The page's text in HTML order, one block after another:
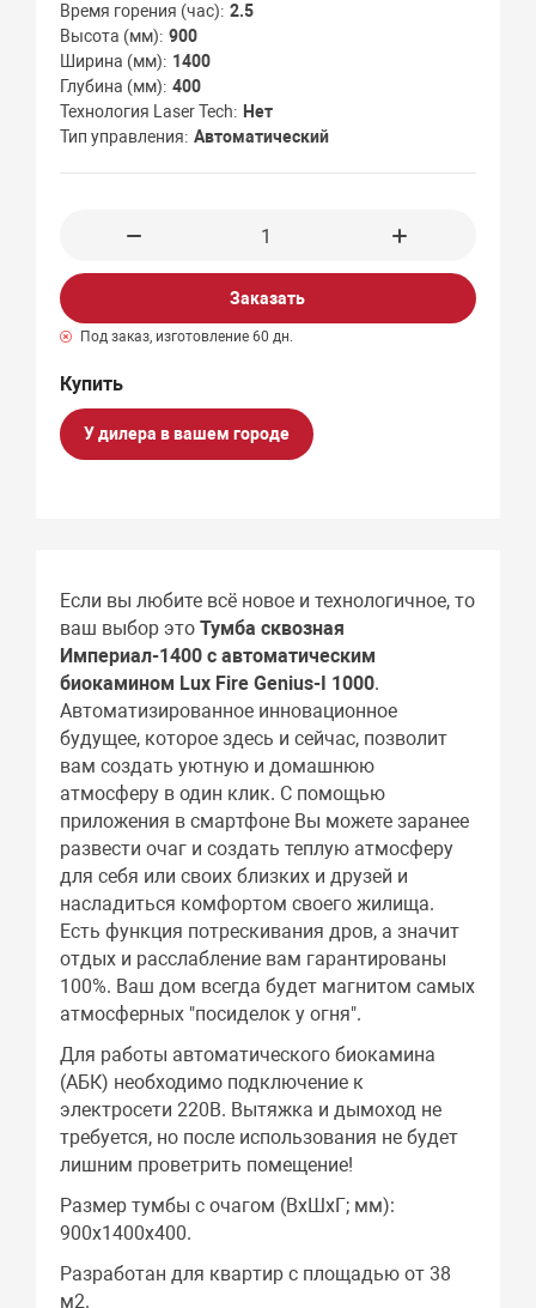
Время горения (час) 2.5
Высота (мм) 900
Ширина (мм)
1400
Глубина (мм) 400
Технология Laser Tech
Нет
Тип управления Автоматический
Заказать
Под заказ, изготовление 60 дн.
У дилера в вашем городе
Если вы любите всё новое и технологичное, то
ваш выбор этоТумба сквозная
Империал-1400 с автоматическим
биокамином Lux Fire Genius-I 1000.
Автоматизированное инновационное
будущее, которое здесь и сейчас, позволит
вам создать уютную и домашнюю
атмосферу в один клик. С помощью
приложения в смартфоне Вы можете заранее
развести очаг и создать теплую атмосферу
для себя или своих близких и друзей и
насладиться комфортом своего жилища.
Есть функция потрескивания дров, а значит
отдых и расслабление вам гарантированы
100%. Ваш дом всегда будет магнитом самых
атмосферных "посиделок у огня".
Для работы автоматического биокамина
(АБК) необходимо подключение к
электросети 220В. Вытяжка и дымоход не
требуется, но после использования не будет
лишним проветрить помещение!
Размер тумбы с очагом (ВхШхГ; мм):
900х1400х400.
Разработан для квартир с площадью от 38
м2.